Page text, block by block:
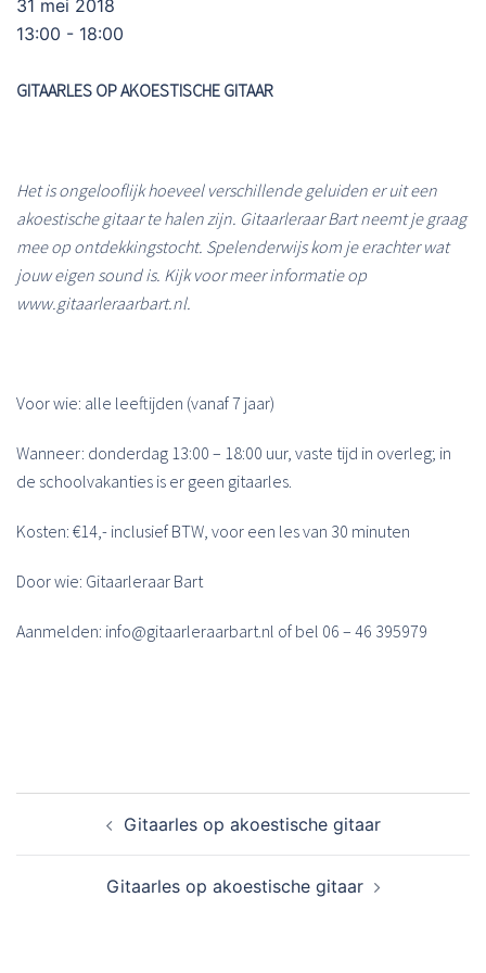
31 mei 2018
13:00 - 18:00
GITAARLES OP AKOESTISCHE GITAAR
Het is ongelooflijk hoeveel verschillende geluiden er uit een
akoestische gitaar te halen zijn. Gitaarleraar Bart neemt je graag
mee op ontdekkingstocht. Spelenderwijs kom je erachter wat
jouw eigen sound is. Kijk voor meer informatie op
www.gitaarleraarbart.nl.
Voor wie: alle leeftijden (vanaf 7 jaar)
Wanneer: donderdag 13:00 – 18:00 uur, vaste tijd in overleg; in
de schoolvakanties is er geen gitaarles.
Kosten: €14,- inclusief BTW, voor een les van 30 minuten
Door wie: Gitaarleraar Bart
Aanmelden: info@gitaarleraarbart.nl of bel 06 – 46 395979
navigatie
Gitaarles op akoestische gitaar
Gitaarles op akoestische gitaar